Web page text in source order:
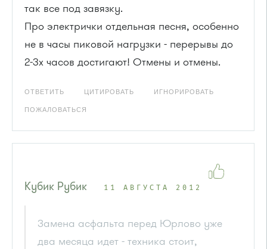
так все под завязку.
Про электрички отдельная песня, особенно
не в часы пиковой нагрузки - перерывы до
2-3х часов достигают! Отмены и отмены.
ОТВЕТИТЬ ЦИТИРОВАТЬ ИГНОРИРОВАТЬ
ПОЖАЛОВАТЬСЯ
Кубик Рубик 11 АВГУСТА 2012
Замена асфальта перед Юрлово уже
два месяца идет - техника стоит,